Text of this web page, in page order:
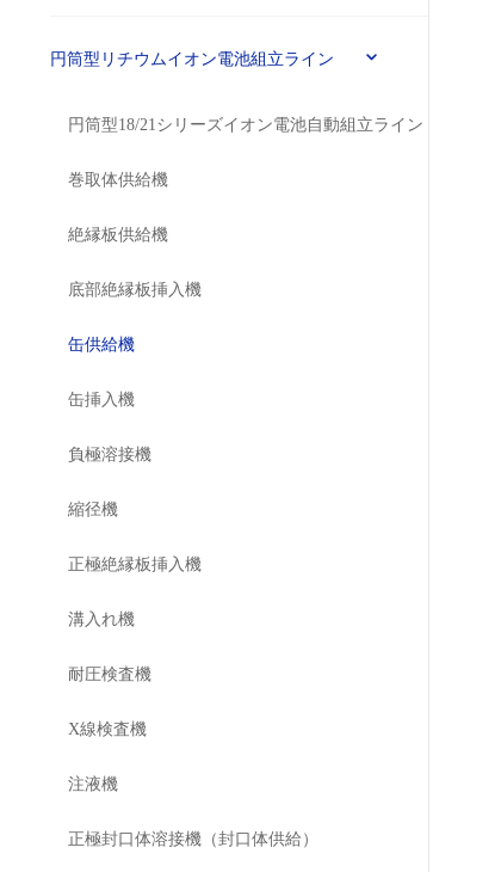
円筒型リチウムイオン電池組立ライン
円筒型18/21シリーズイオン電池自動組立ライン
巻取体供給機
絶縁板供給機
底部絶縁板挿入機
缶供給機
缶挿入機
負極溶接機
縮径機
正極絶縁板挿入機
溝入れ機
耐圧検査機
X線検査機
注液機
正極封口体溶接機（封口体供給）